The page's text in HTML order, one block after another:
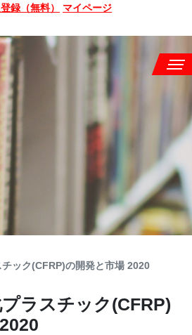
録（無料） マイページ
ック(CFRP)の開発と市場 2020
ラスチック(CFRP)